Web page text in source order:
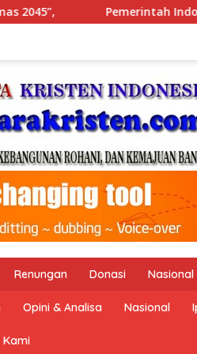
dan Perserikatan Bangsa-
Renungan Donasi Nasional
Opini & Analisa Nasional
Kami